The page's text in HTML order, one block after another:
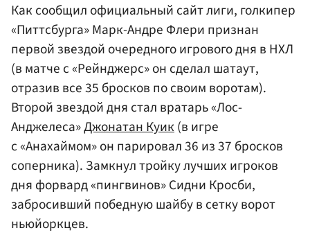
Как сообщил официальный сайт лиги, голкипер
«Питтсбурга» Марк-Андре Флери признан
первой звездой очередного игрового дня в НХЛ
(в матче с «Рейнджерс» он сделал шатаут,
отразив все 35 бросков по своим воротам).
Второй звездой дня стал вратарь «Лос-
Анджелеса»Джонатан Куик(в игре
с «Анахаймом» он парировал 36 из 37 бросков
соперника). Замкнул тройку лучших игроков
дня форвард «пингвинов» Сидни Кросби,
забросивший победную шайбу в сетку ворот
ньюйоркцев.